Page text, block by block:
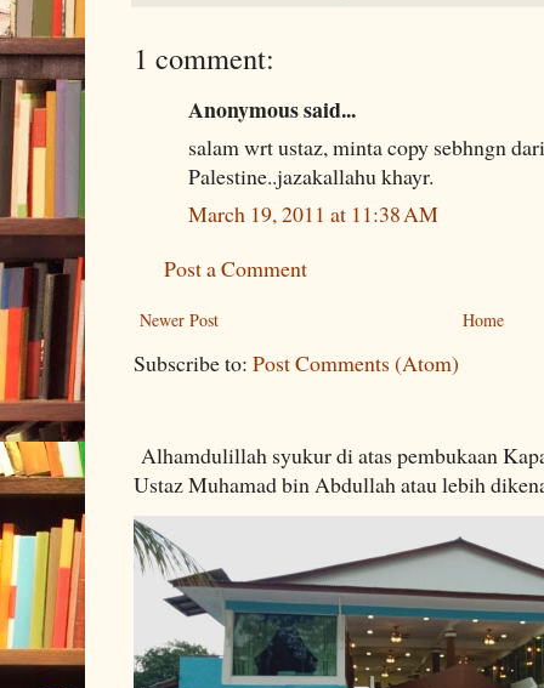
1 comment:
Anonymous said...
salam wrt ustaz, minta copy sebhngn
Palestine..jazakallahu khayr.
March 19, 2011 at 11:38 AM
Post a Comment
Newer Post Home
Subscribe to: Post Comments (Atom)
Alhamdulillah syukur di atas pembukaan
Ustaz Muhamad bin Abdullah atau lebih